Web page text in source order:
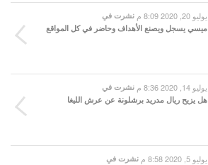
نشرت في يوليو 20, 2020 8:09 م
ميسي يسجل ويصنع الأهداف وحاضر في كل المواقع
نشرت في يوليو 14, 2020 8:36 م
هل يزيح ريال مدريد برشلونة عن عرش الليغا
نشرت في يوليو 5, 2020 8:58 م